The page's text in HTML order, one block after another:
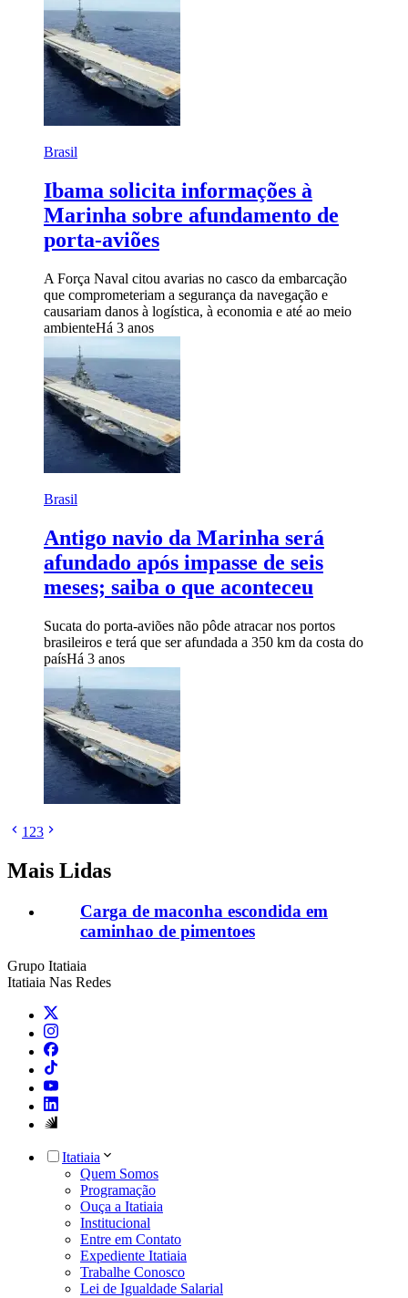
Brasil
Ibama solicita informações à
Marinha sobre afundamento de
porta-aviões
A Força Naval citou avarias no casco da embarcação
que comprometeriam a segurança da navegação e
causariam danos à logística, à economia e até ao meio
ambienteHá 3 anos
Brasil
Antigo navio da Marinha será
afundado após impasse de seis
meses; saiba o que aconteceu
Sucata do porta-aviões não pôde atracar nos portos
brasileiros e terá que ser afundada a 350 km da costa do
paísHá 3 anos
1 23
Mais Lidas
Carga de maconha escondida em
caminhao de pimentoes
Grupo Itatiaia
Itatiaia Nas Redes
Itatiaia
Quem Somos
Programação
Ouça a Itatiaia
Institucional
Entre em Contato
Expediente Itatiaia
Trabalhe Conosco
Lei de Igualdade Salarial